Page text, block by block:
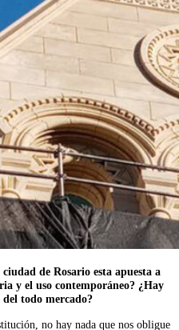
de Rosario esta apuesta a
y el uso contemporáneo? ¿Hay
todo mercado?
no hay nada que nos obligue